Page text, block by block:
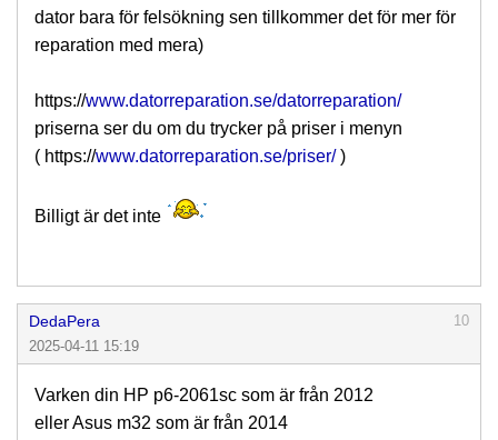
dator bara för felsökning sen tillkommer det för mer för
reparation med mera)
https://www.datorreparation.se/datorreparation/
priserna ser du om du trycker på priser i menyn
( https://www.datorreparation.se/priser/)
Billigt är det inte
DedaPera
10
2025-04-11 15:19
Varken din HP p6-2061sc som är från 2012
eller Asus m32 som är från 2014